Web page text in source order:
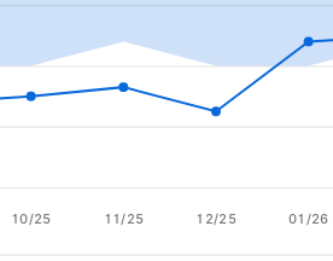
10/25 11/25 12/25 01/26